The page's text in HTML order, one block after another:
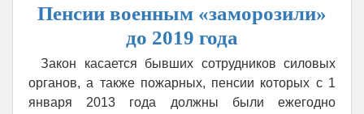
просят
администрирование
страховых
взносов
соцфондам
Пенсии военным «заморозили»
до 2019 года
Закон касается бывших сотрудников силовых
органов, а также пожарных, пенсии которых с 1
января 2013 года должны были ежегодно